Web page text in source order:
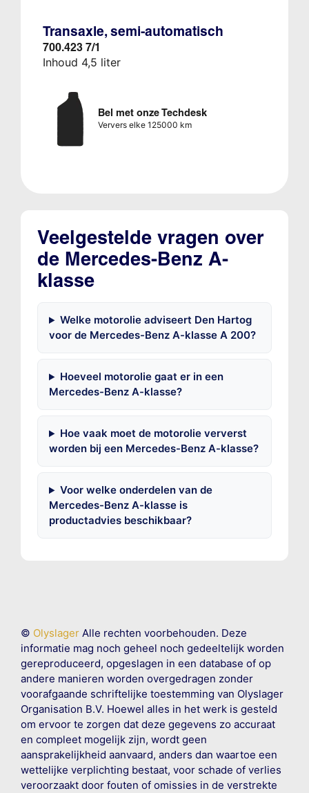
Transaxle, semi-automatisch
700.423 7/1
Inhoud 4,5 liter
Bel met onze Techdesk
Ververs elke 125000 km
Veelgestelde vragen over
de Mercedes-Benz A-
klasse
Welke motorolie adviseert Den Hartog
voor de Mercedes-Benz A-klasse A 200?
Hoeveel motorolie gaat er in een
Mercedes-Benz A-klasse?
Hoe vaak moet de motorolie ververst
worden bij een Mercedes-Benz A-klasse?
Voor welke onderdelen van de
Mercedes-Benz A-klasse is
productadvies beschikbaar?
© OlyslagerAlle rechten voorbehouden. Deze
informatie mag noch geheel noch gedeeltelijk worden
gereproduceerd, opgeslagen in een database of op
andere manieren worden overgedragen zonder
voorafgaande schriftelijke toestemming van Olyslager
Organisation B.V. Hoewel alles in het werk is gesteld
om ervoor te zorgen dat deze gegevens zo accuraat
en compleet mogelijk zijn, wordt geen
aansprakelijkheid aanvaard, anders dan waartoe een
wettelijke verplichting bestaat, voor schade of verlies
veroorzaakt door fouten of omissies in de verstrekte